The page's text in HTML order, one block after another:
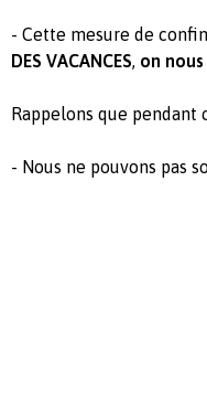
- Cette mesure de
DES VACANCES, on
Rappelons que pendant
- Nous ne pouvons pas